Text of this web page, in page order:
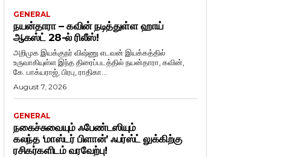
GENERAL
நயன்தாரா – கவின் நடித்துள்ள ஹாய்
ஆகஸ்ட் 28-ல் ரிலீஸ்!
அறிமுக இயக்குநர் விஷ்ணு எடவன் இயக்கத்தில்
உருவாகியுள்ள இந்த திரைப்படத்தில் நயன்தாரா, கவின்,
கே. பாக்யராஜ், பிரபு, ராதிகா...
August 7, 2026
GENERAL
நகைச்சுவையும் ஃபேண்டஸியும்
கலந்த ‘மாஸ்டர் பிளான்’ ஃபர்ஸ்ட் லுக்கிற்கு
ரசிகர்களிடம் வரவேற்பு!